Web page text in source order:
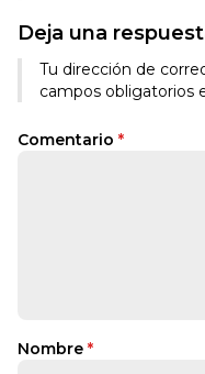
Deja una
Tu dirección de
campos obligatorios
Comentario *
Nombre *